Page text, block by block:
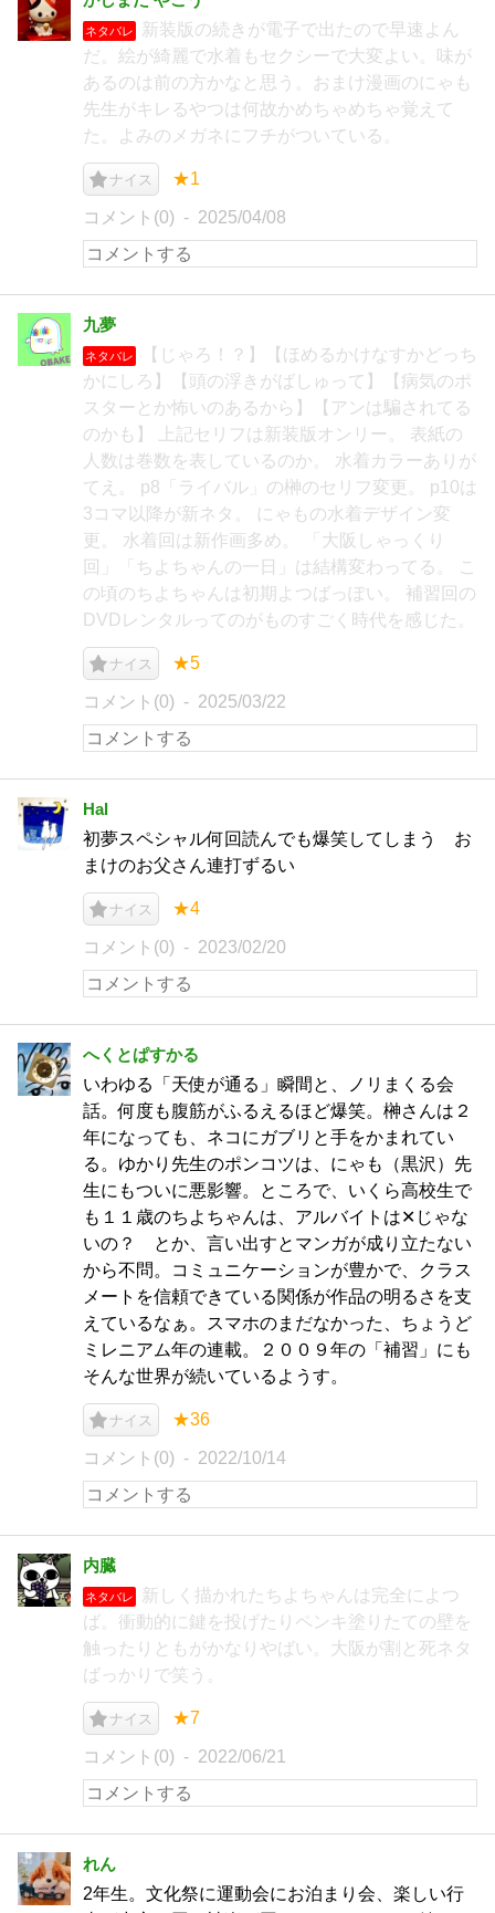
ネタバレ
新装版の続きが電子で出たので早速よん
だ。絵が綺麗で水着もセクシーで大変よい。味が
あるのは前の方かなと思う。おまけ漫画のにゃも
先生がキレるやつは何故かめちゃめちゃ覚えて
た。よみのメガネにフチがついている。
ナイス ★1
コメント(0) 2025/04/08
九夢
ネタバレ
【じゃろ！？】【ほめるかけなすかどっち
かにしろ】【頭の浮きがばしゅって】【病気のポ
スターとか怖いのあるから】【アンは騙されてる
のかも】 上記セリフは新装版オンリー。 表紙の
人数は巻数を表しているのか。 水着カラーありが
てえ。 p8「ライバル」の榊のセリフ変更。 p10は
3コマ以降が新ネタ。 にゃもの水着デザイン変
更。 水着回は新作画多め。 「大阪しゃっくり
回」「ちよちゃんの一日」は結構変わってる。 こ
の頃のちよちゃんは初期よつばっぽい。 補習回の
DVDレンタルってのがものすごく時代を感じた。
ナイス ★5
コメント(0) 2025/03/22
Hal
初夢スペシャル何回読んでも爆笑してしまう お
まけのお父さん連打ずるい
ナイス ★4
コメント(0) 2023/02/20
へくとぱすかる
いわゆる「天使が通る」瞬間と、ノリまくる会
話。何度も腹筋がふるえるほど爆笑。榊さんは２
年になっても、ネコにガブリと手をかまれてい
る。ゆかり先生のポンコツは、にゃも（黒沢）先
生にもついに悪影響。ところで、いくら高校生で
も１１歳のちよちゃんは、アルバイトは✕じゃな
いの？ とか、言い出すとマンガが成り立たない
から不問。コミュニケーションが豊かで、クラス
メートを信頼できている関係が作品の明るさを支
えているなぁ。スマホのまだなかった、ちょうど
ミレニアム年の連載。２００９年の「補習」にも
そんな世界が続いているようす。
ナイス ★36
コメント(0) 2022/10/14
内臓
ネタバレ
新しく描かれたちよちゃんは完全によつ
ば。衝動的に鍵を投げたりペンキ塗りたての壁を
触ったりともがかなりやばい。大阪が割と死ネタ
ばっかりで笑う。
ナイス ★7
コメント(0) 2022/06/21
れん
2年生。文化祭に運動会にお泊まり会、楽しい行